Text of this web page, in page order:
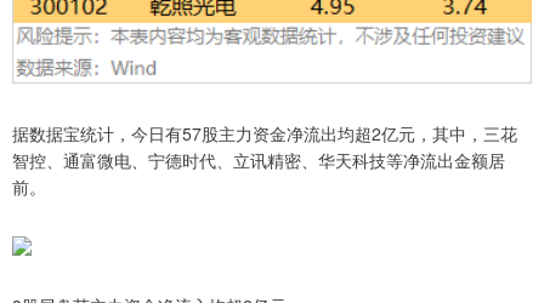
据数据宝统计，今日有57股主力资金净流出均超2亿元，其中，三花
智控、通富微电、宁德时代、立讯精密、华天科技等净流出金额居
前。